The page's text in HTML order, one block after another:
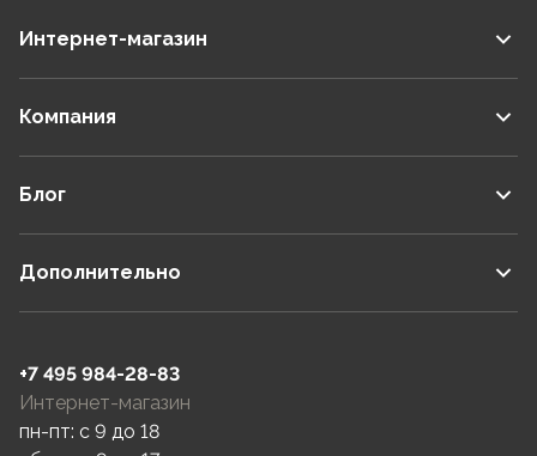
Интернет-магазин
Компания
Блог
Дополнительно
+7 495 984-28-83
Интернет-магазин
пн-пт: c 9 до 18